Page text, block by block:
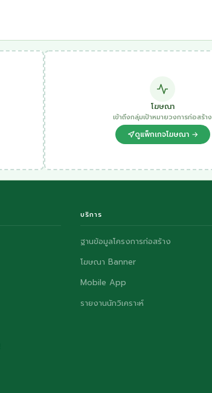
โฆษณา
เข้าถึงกลุ่มเป้าหมายวงการก่อสร้าง
ดูแพ็กเกจโฆษณา →
บริการ
ฐานข้อมูลโครงการก่อสร้าง
โฆษณา Banner
Mobile App
รายงานนักวิเคราะห์